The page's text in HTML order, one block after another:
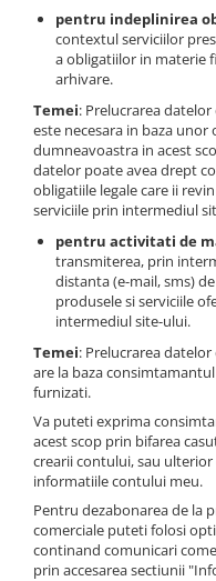
pentru indeplinirea
contextul serviciilor
a obligatiilor in materie
arhivare.
Temei: Prelucrarea
este necesara in baza
dumneavoastra in acest
datelor poate avea drept
obligatiile legale care ii
serviciile prin intermediul
pentru activitati de
transmiterea, prin
distanta (e-mail, sms)
produsele si serviciile
intermediul site-ului.
Temei: Prelucrarea
are la baza
furnizati.
Va puteti exprima
acest scop prin bifarea
crearii contului, sau
informatiile contului meu.
Pentru dezabonarea de la
comerciale puteti folosi
continand comunicari
prin accesarea sectiunii